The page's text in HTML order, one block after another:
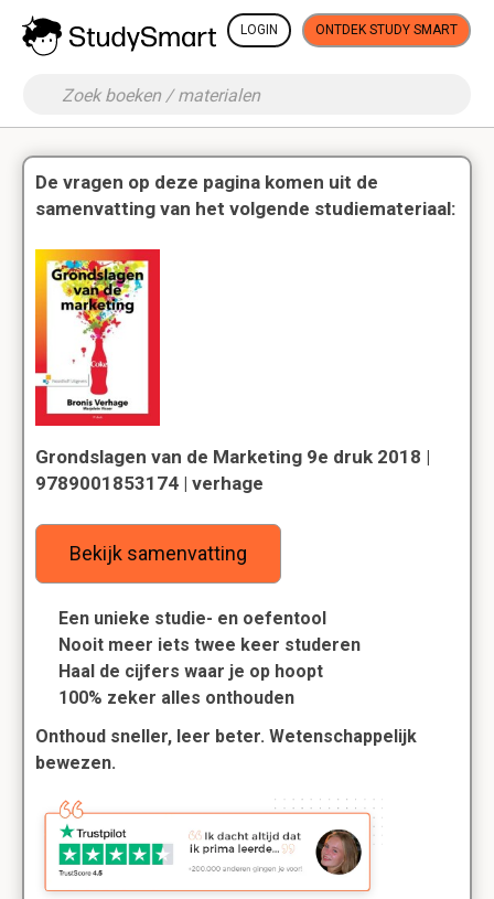
LOGIN ONTDEK STUDY SMART
De vragen op deze pagina komen uit de
samenvatting van het volgende studiemateriaal:
Grondslagen van de Marketing 9e druk 2018 |
9789001853174 | verhage
Bekijk samenvatting
Een unieke studie- en oefentool
Nooit meer iets twee keer studeren
Haal de cijfers waar je op hoopt
100% zeker alles onthouden
Onthoud sneller, leer beter. Wetenschappelijk
bewezen.